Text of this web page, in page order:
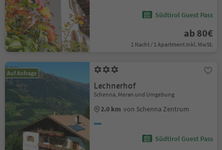
Südtirol Guest Pass
ab 80€
1 Nacht / 1 Apartment Inkl. MwSt.
Auf Anfrage
Lechnerhof
Schenna, Meran und Umgebung
2.0 km von Schenna Zentrum
Südtirol Guest Pass